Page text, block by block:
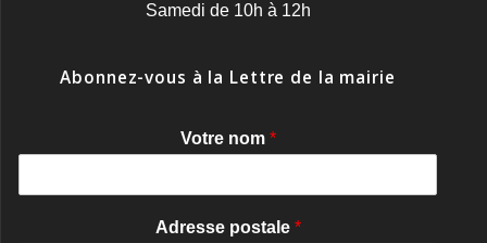
Samedi de 10h à 12h
Abonnez-vous à la Lettre de la mairie
Votre nom *
Adresse postale *